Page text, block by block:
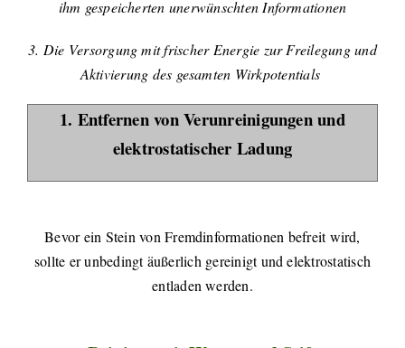
ihm gespeicherten unerwünschten Informationen
3. Die Versorgung mit frischer Energie zur Freilegung und
Aktivierung des gesamten Wirkpotentials
1. Entfernen von Verunreinigungen und
elektrostatischer Ladung
Bevor ein Stein von Fremdinformationen befreit wird,
sollte er unbedingt äußerlich gereinigt und elektrostatisch
entladen werden.